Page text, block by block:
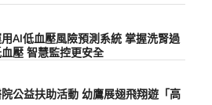
AI低血壓風險預測系統 掌握洗腎過
壓 智慧監控更安全
公益扶助活動 幼鷹展翅飛翔遊「高